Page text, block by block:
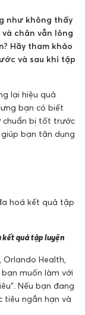
như không thấy
chân vẫn lỏng
Hãy tham khảo
và sau khi tập
lại hiệu quả
bạn có biết
chuẩn bị tốt trước
bạn tận dụng
kết quả tập luyện
Orlando Health,
bạn muốn làm với
Nếu bạn đang
tiêu ngắn hạn và